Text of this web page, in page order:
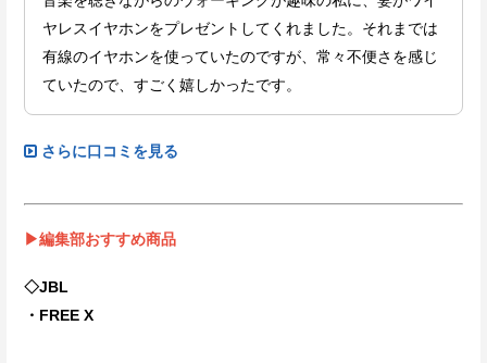
ヤレスイヤホンをプレゼントしてくれました。それまでは
有線のイヤホンを使っていたのですが、常々不便さを感じ
ていたので、すごく嬉しかったです。
さらに口コミを見る
▶編集部おすすめ商品
◇JBL
・FREE X